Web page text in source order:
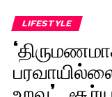
LIFESTYLE